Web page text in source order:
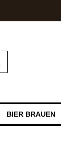
BIER BRAUEN